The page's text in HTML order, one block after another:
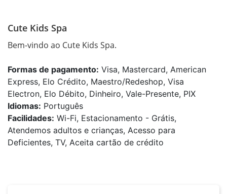
Cute Kids Spa
Bem-vindo ao Cute Kids Spa.
Formas de pagamento: Visa, Mastercard, American
Express, Elo Crédito, Maestro/Redeshop, Visa
Electron, Elo Débito, Dinheiro, Vale-Presente, PIX
Idiomas: Português
Facilidades: Wi-Fi, Estacionamento - Grátis,
Atendemos adultos e crianças, Acesso para
Deficientes, TV, Aceita cartão de crédito